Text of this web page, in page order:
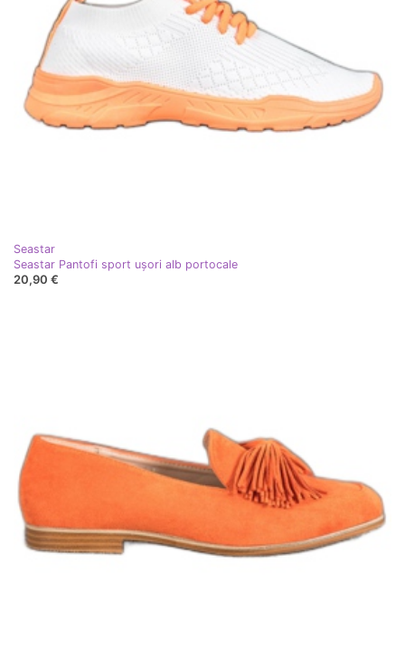
Seastar
Seastar Pantofi sport ușori alb portocale
20,90 €